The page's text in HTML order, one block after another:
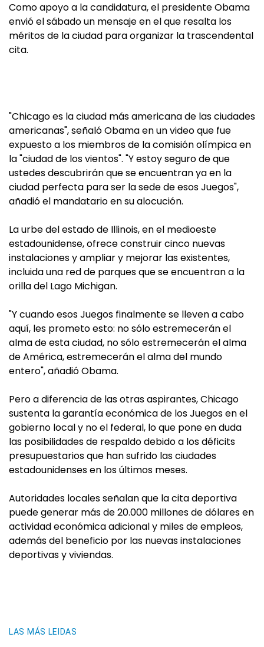
Como apoyo a la candidatura, el presidente Obama
envió el sábado un mensaje en el que resalta los
méritos de la ciudad para organizar la trascendental
cita.
"Chicago es la ciudad más americana de las ciudades
americanas", señaló Obama en un video que fue
expuesto a los miembros de la comisión olímpica en
la "ciudad de los vientos". "Y estoy seguro de que
ustedes descubrirán que se encuentran ya en la
ciudad perfecta para ser la sede de esos Juegos",
añadió el mandatario en su alocución.
La urbe del estado de Illinois, en el medioeste
estadounidense, ofrece construir cinco nuevas
instalaciones y ampliar y mejorar las existentes,
incluida una red de parques que se encuentran a la
orilla del Lago Michigan.
"Y cuando esos Juegos finalmente se lleven a cabo
aquí, les prometo esto: no sólo estremecerán el
alma de esta ciudad, no sólo estremecerán el alma
de América, estremecerán el alma del mundo
entero", añadió Obama.
Pero a diferencia de las otras aspirantes, Chicago
sustenta la garantía económica de los Juegos en el
gobierno local y no el federal, lo que pone en duda
las posibilidades de respaldo debido a los déficits
presupuestarios que han sufrido las ciudades
estadounidenses en los últimos meses.
Autoridades locales señalan que la cita deportiva
puede generar más de 20.000 millones de dólares en
actividad económica adicional y miles de empleos,
además del beneficio por las nuevas instalaciones
deportivas y viviendas.
LAS MÁS LEIDAS